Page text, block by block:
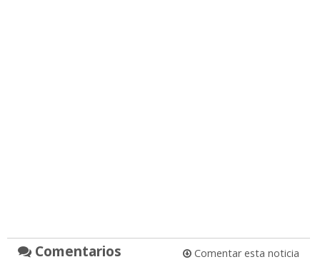
Comentarios Comentar esta noticia